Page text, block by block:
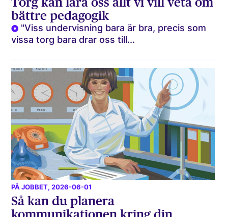
bättre pedagogik
"Viss undervisning bara är bra, precis som
vissa torg bara drar oss till...
PÅ JOBBET, 2026-06-01
Så kan du planera